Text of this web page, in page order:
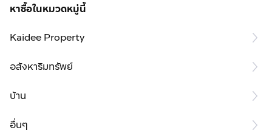
หาซื้อในหมวดหมู่นี้
Kaidee Property
อสังหาริมทรัพย์
บ้าน
อื่นๆ